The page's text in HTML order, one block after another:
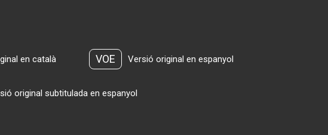
en català VOE Versió original en espanyol
original subtitulada en espanyol